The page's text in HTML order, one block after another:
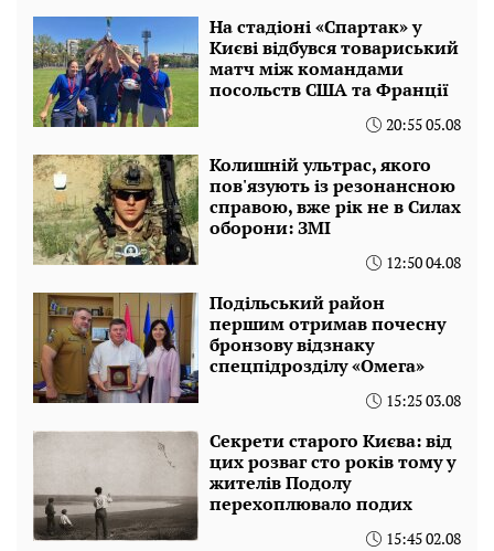
На стадіоні «Спартак» у
Києві відбувся товариський
матч між командами
посольств США та Франції
20:55 05.08
Колишній ультрас, якого
пов'язують із резонансною
справою, вже рік не в Силах
оборони: ЗМІ
12:50 04.08
Подільський район
першим отримав почесну
бронзову відзнаку
спецпідрозділу «Омега»
15:25 03.08
Секрети старого Києва: від
цих розваг сто років тому у
жителів Подолу
перехоплювало подих
15:45 02.08